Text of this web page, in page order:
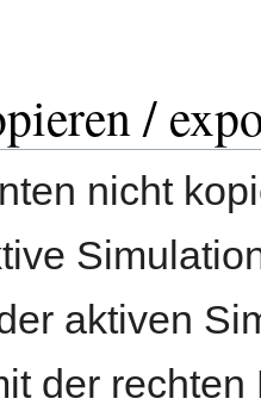
/
nicht
aktiven
der